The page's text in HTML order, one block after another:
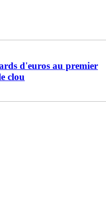
d'euros au premier
clou